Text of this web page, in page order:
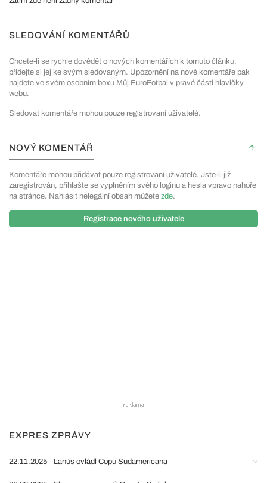
SLEDOVÁNÍ KOMENTÁŘŮ
Chcete-li se rychle dovědět o nových komentářích k tomuto článku,
přidejte si jej ke svým sledovaným. Upozornění na nové komentáře pak
najdete ve svém osobním boxu Můj EuroFotbal v pravé části hlavičky
webu.
Sledovat komentáře mohou pouze registrovaní uživatelé.
NOVÝ KOMENTÁŘ
Komentáře mohou přidávat pouze registrovaní uživatelé. Jste-li již
zaregistrován, přihlašte se vyplněním svého loginu a hesla vpravo nahoře
na stránce. Nahlásit nelegální obsah můžete zde.
Registrace nového uživatele
EXPRES ZPRÁVY
22.11.2025 Lanús ovládl Copu Sudamericana